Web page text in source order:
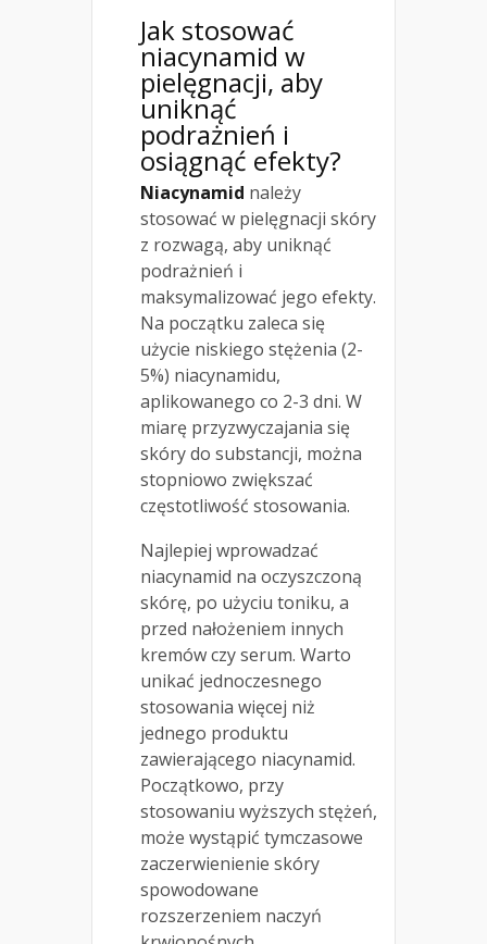
Jak stosować
niacynamid w
pielęgnacji, aby
uniknąć
podrażnień i
osiągnąć efekty?
Niacynamid należy
stosować w pielęgnacji skóry
z rozwagą, aby uniknąć
podrażnień i
maksymalizować jego efekty.
Na początku zaleca się
użycie niskiego stężenia (2-
5%) niacynamidu,
aplikowanego co 2-3 dni. W
miarę przyzwyczajania się
skóry do substancji, można
stopniowo zwiększać
częstotliwość stosowania.
Najlepiej wprowadzać
niacynamid na oczyszczoną
skórę, po użyciu toniku, a
przed nałożeniem innych
kremów czy serum. Warto
unikać jednoczesnego
stosowania więcej niż
jednego produktu
zawierającego niacynamid.
Początkowo, przy
stosowaniu wyższych stężeń,
może wystąpić tymczasowe
zaczerwienienie skóry
spowodowane
rozszerzeniem naczyń